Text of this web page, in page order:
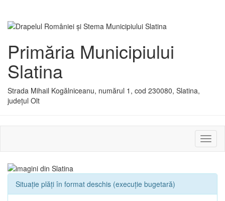
Primăria Municipiului
Slatina
Strada Mihail Kogălniceanu, numărul 1, cod 230080, Slatina,
județul Olt
sau
Situație plăți în format deschis (execuție bugetară)